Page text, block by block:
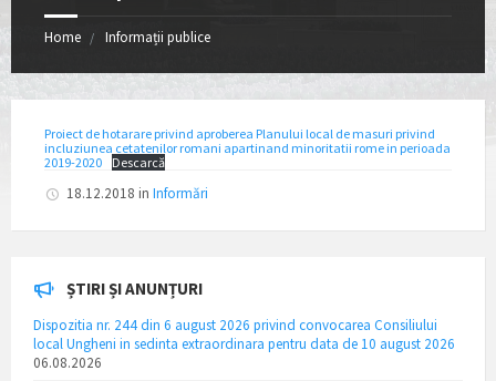
Home Informații publice
Proiect de hotarare privind aproberea Planului local de masuri privind
incluziunea cetatenilor romani apartinand minoritatii rome in perioada
2019-2020
Descarcă
18.12.2018 in Informări
ȘTIRI ȘI ANUNȚURI
Dispozitia nr. 244 din 6 august 2026 privind convocarea Consiliului
local Ungheni in sedinta extraordinara pentru data de 10 august 2026
06.08.2026